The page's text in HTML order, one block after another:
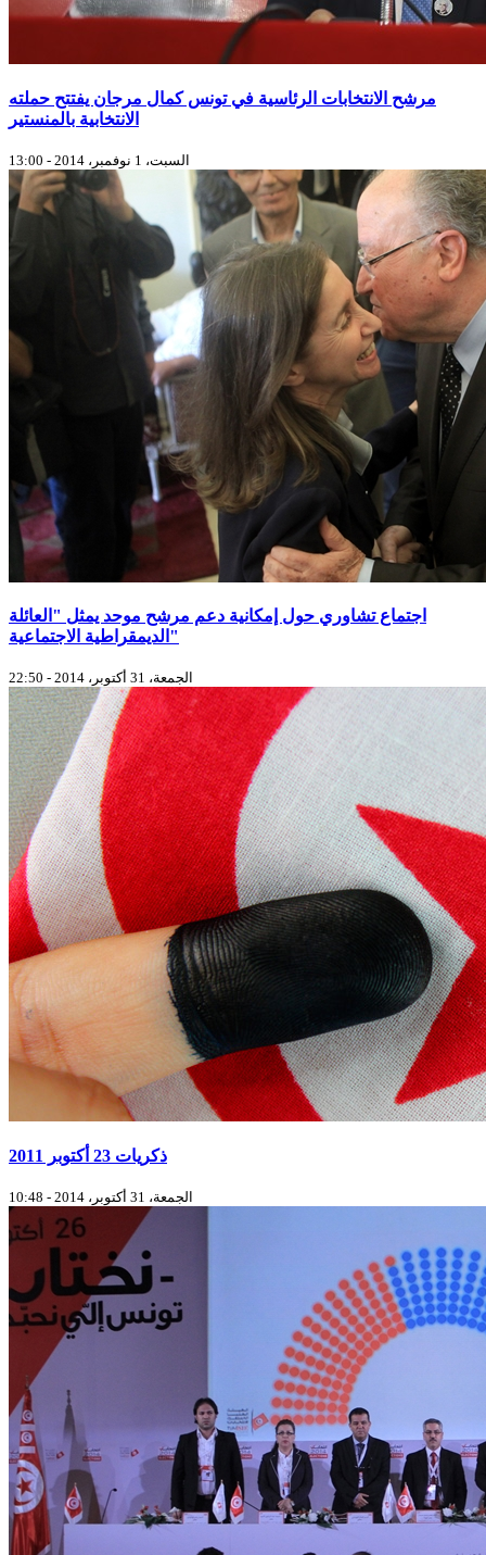
مرشح الانتخابات الرئاسية في تونس كمال مرجان يفتتح حملته
الانتخابية بالمنستير
السبت، 1 نوفمبر، 2014 - 13:00
اجتماع تشاوري حول إمكانية دعم مرشح موحد يمثل "العائلة
الديمقراطية الاجتماعية"
الجمعة، 31 أكتوبر، 2014 - 22:50
ذكريات 23 أكتوبر 2011
الجمعة، 31 أكتوبر، 2014 - 10:48